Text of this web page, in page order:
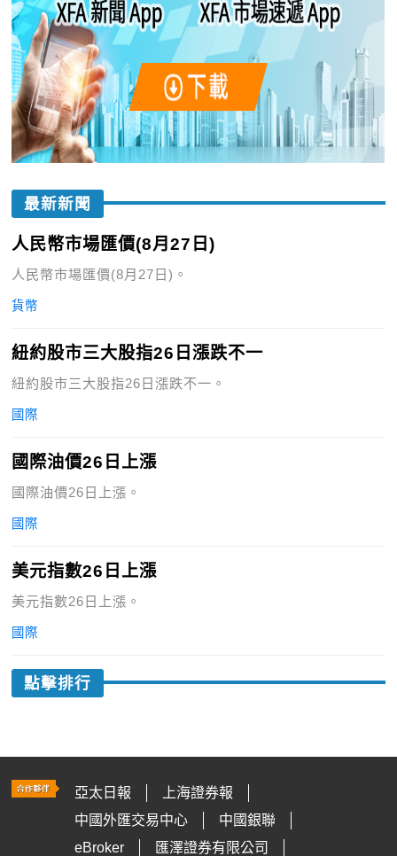
最新新聞
人民幣市場匯價(8月27日)
人民幣市場匯價(8月27日)。
貨幣
紐約股市三大股指26日漲跌不一
紐約股市三大股指26日漲跌不一。
國際
國際油價26日上漲
國際油價26日上漲。
國際
美元指數26日上漲
美元指數26日上漲。
國際
點擊排行
亞太日報
上海證券報
中國外匯交易中心
中國銀聯
eBroker
匯澤證券有限公司